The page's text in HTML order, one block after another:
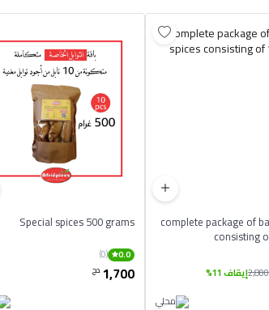
Special spices 500 grams
0.0
(0)
1,700 دج
complete package of
consisting
2,800إيقاف 11%